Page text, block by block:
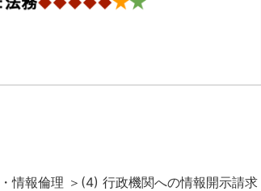
情報倫理 ＞(4) 行政機関への情報開示請求